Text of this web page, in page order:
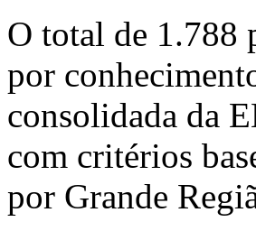
O total de 1.788
por
consolidada da
com critérios
por Grande